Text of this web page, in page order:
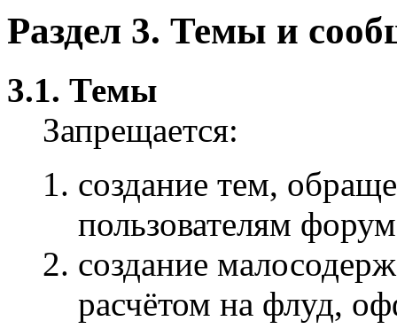
Раздел 3. Темы и
3.1. Темы
Запрещается:
создание тем,
пользователям
создание
расчётом на флуд,